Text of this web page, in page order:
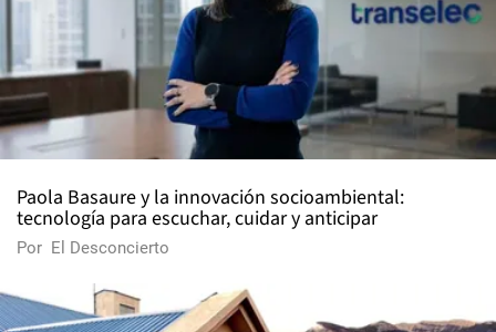
Paola Basaure y la innovación socioambiental:
tecnología para escuchar, cuidar y anticipar
Por El Desconcierto